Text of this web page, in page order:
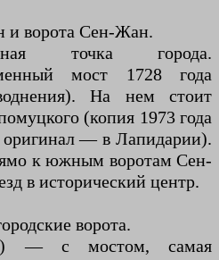
ворота Сен-Жан.
точка города.
мост 1728 года
На нем стоит
(копия 1973 года
— в Лапидарии).
к южным воротам Сен-
в исторический центр.
ворота.
— с мостом, самая